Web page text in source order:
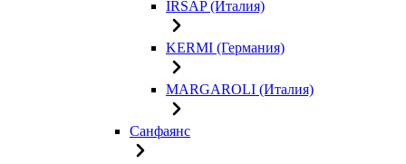
IRSAP (Италия)
KERMI (Германия)
MARGAROLI (Италия)
Санфаянс